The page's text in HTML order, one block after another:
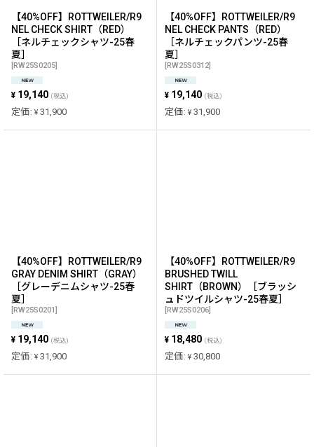
【40%OFF】ROTTWEILER/R9
NEL CHECK SHIRT（RED）
［ネルチェックシャツ-25春
夏］
[RW25S0205]
¥ 19,140 (税込)
定価: ¥ 31,900
【40%OFF】ROTTWEILER/R9
NEL CHECK PANTS（RED）
［ネルチェックパンツ-25春
夏］
[RW25S0312]
¥ 19,140 (税込)
定価: ¥ 31,900
【40%OFF】ROTTWEILER/R9
GRAY DENIM SHIRT（GRAY）
［グレーデニムシャツ-25春
夏］
[RW25S0201]
¥ 19,140 (税込)
定価: ¥ 31,900
【40%OFF】ROTTWEILER/R9
BRUSHED TWILL
SHIRT（BROWN）［ブラッシ
ュドツイルシャツ-25春夏］
[RW25S0206]
¥ 18,480 (税込)
定価: ¥ 30,800